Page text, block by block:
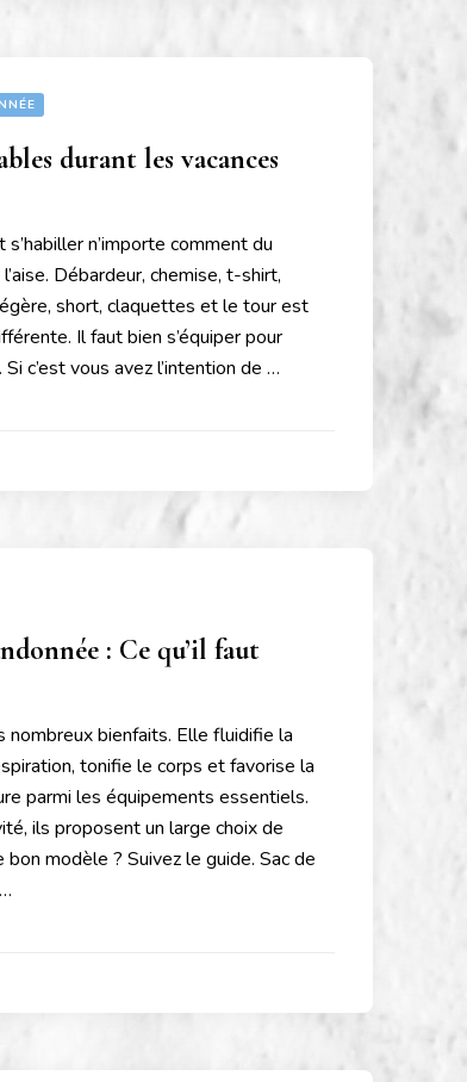
durant les vacances
n’importe comment du
Débardeur, chemise, t-shirt,
short, claquettes et le tour est
Il faut bien s’équiper pour
c’est vous avez l’intention de …
: Ce qu’il faut
nombreux bienfaits. Elle fluidifie la
tonifie le corps et favorise la
parmi les équipements essentiels.
ils proposent un large choix de
modèle ? Suivez le guide. Sac de